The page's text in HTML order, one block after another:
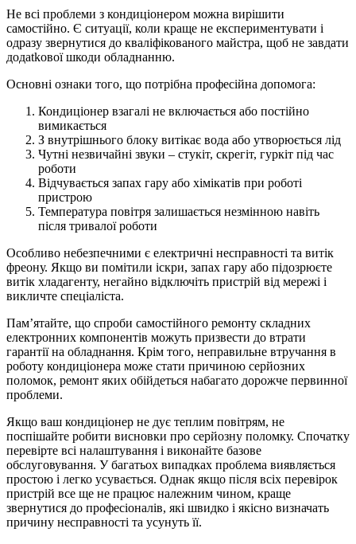
Не всі проблеми з кондиціонером можна вирішити
самостійно. Є ситуації, коли краще не експериментувати і
одразу звернутися до кваліфікованого майстра, щоб не завдати
додatkової шкоди обладнанню.
Основні ознаки того, що потрібна професійна допомога:
Кондиціонер взагалі не включається або постійно
вимикається
З внутрішнього блоку витікає вода або утворюється лід
Чутні незвичайні звуки – стукіт, скрегіт, гуркіт під час
роботи
Відчувається запах гару або хімікатів при роботі
пристрою
Температура повітря залишається незмінною навіть
після тривалої роботи
Особливо небезпечними є електричні несправності та витік
фреону. Якщо ви помітили іскри, запах гару або підозрюєте
витік хладагенту, негайно відключіть пристрій від мережі і
викличте спеціаліста.
Пам’ятайте, що спроби самостійного ремонту складних
електронних компонентів можуть призвести до втрати
гарантії на обладнання. Крім того, неправильне втручання в
роботу кондиціонера може стати причиною серйозних
поломок, ремонт яких обійдеться набагато дорожче первинної
проблеми.
Якщо ваш кондиціонер не дує теплим повітрям, не
поспішайте робити висновки про серйозну поломку. Спочатку
перевірте всі налаштування і виконайте базове
обслуговування. У багатьох випадках проблема виявляється
простою і легко усувається. Однак якщо після всіх перевірок
пристрій все ще не працює належним чином, краще
звернутися до професіоналів, які швидко і якісно визначать
причину несправності та усунуть її.